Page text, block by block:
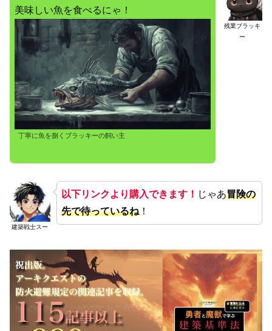
残業ブラッキ
ー
美味しい魚を食べるにゃ！
丁寧に魚を捌くブラッキーの飼い主
建築戦士スー
以下リンクより購入できます！ じゃあ冒険の
先で待っているね！